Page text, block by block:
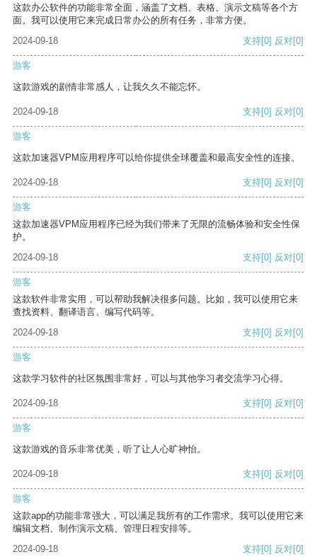
这款办公软件的功能非常全面，涵盖了文档、表格、演示文稿等各个方
面。我可以使用它来完成日常办公的所有任务，非常方便。
2024-09-18
支持[0] 反对[0]
游客
这款游戏的剧情非常感人，让我久久不能忘怀。
2024-09-18 支持[0] 反对[0]
游客
这款加速器VPM应用程序可以给你提供全球覆盖和最高安全性的连接。
2024-09-18 支持[0] 反对[0]
游客
这款加速器VPM应用程序已经为我们带来了无限的流畅体验和安全性保
护。
2024-09-18
支持[0] 反对[0]
游客
这款软件非常实用，可以帮助我解决很多问题。比如，我可以使用它来
查找资料、翻译语言、编写代码等。
2024-09-18
支持[0] 反对[0]
游客
这款学习软件的社区氛围非常好，可以与其他学习者交流学习心得。
2024-09-18 支持[0] 反对[0]
游客
这款游戏的音乐非常优美，听了让人心旷神怡。
2024-09-18 支持[0] 反对[0]
游客
这款app的功能非常强大，可以满足我所有的工作需求。我可以使用它来
编辑文档、制作演示文稿、管理日程安排等。
2024-09-18
支持[0] 反对[0]